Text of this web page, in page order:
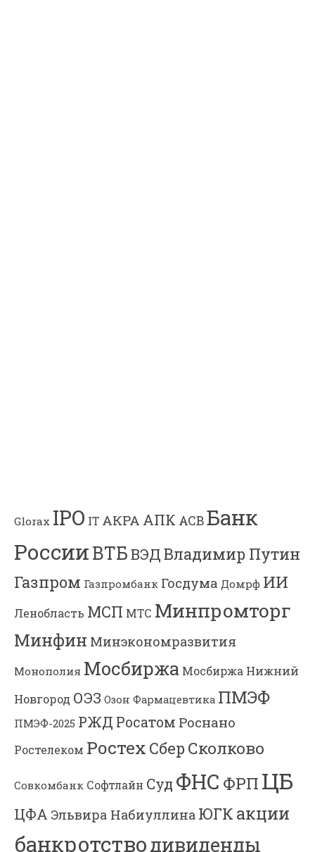
Glorax IPO IT АКРА АПК АСВБанк
РоссииВТБВЭДВладимир Путин
Газпром Газпромбанк Госдума Домрф ИИ
Ленобласть МСП МТС Минпромторг
Минфин Минэкономразвития
Монополия Мосбиржа Мосбиржа Нижний
Новгород ОЭЗ Озон Фармацевтика ПМЭФ
ПМЭФ-2025 РЖД Росатом Роснано
Ростелеком Ростех Сбер Сколково
Совкомбанк Софтлайн Суд ФНС ФРП ЦБ
ЦФА Эльвира Набиуллина ЮГК акции
банкротстводивиденды